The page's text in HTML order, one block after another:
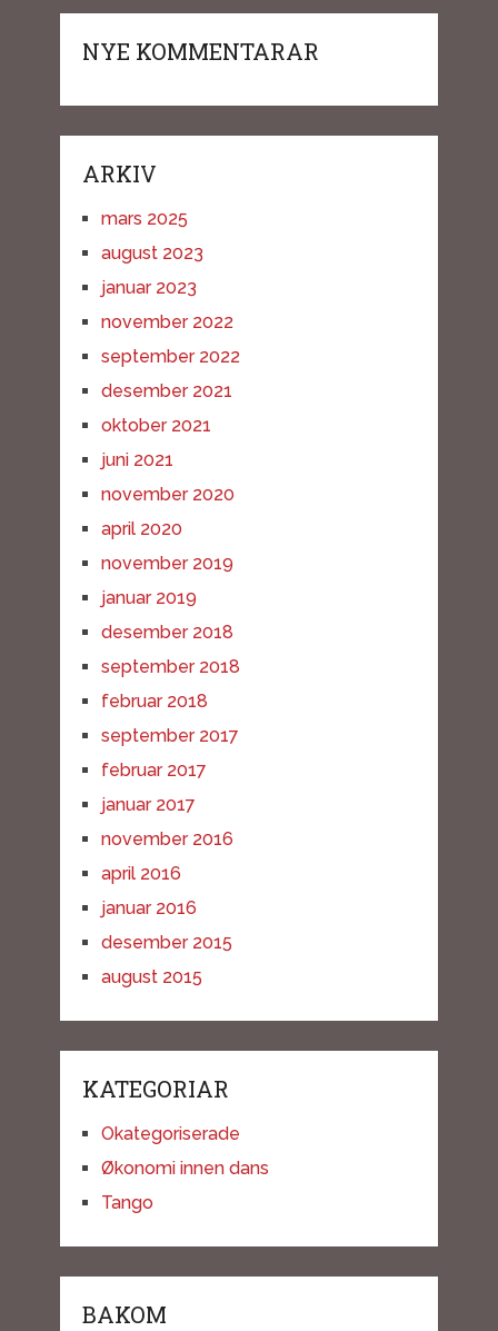
NYE KOMMENTARAR
ARKIV
mars 2025
august 2023
januar 2023
november 2022
september 2022
desember 2021
oktober 2021
juni 2021
november 2020
april 2020
november 2019
januar 2019
desember 2018
september 2018
februar 2018
september 2017
februar 2017
januar 2017
november 2016
april 2016
januar 2016
desember 2015
august 2015
KATEGORIAR
Okategoriserade
Økonomi innen dans
Tango
BAKOM